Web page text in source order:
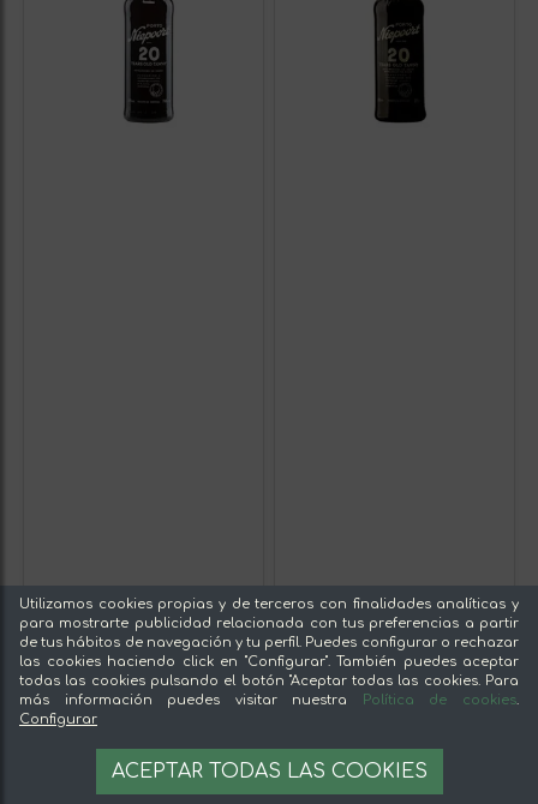
Utilizamos cookies propias y de terceros con finalidades analíticas y
para mostrarte publicidad relacionada con tus preferencias a partir
de tus hábitos de navegación y tu perfil. Puedes configurar o rechazar
las cookies haciendo click en "Configurar". También puedes aceptar
todas las cookies pulsando el botón "Aceptar todas las cookies. Para
más información puedes visitar nuestra
Política de cookies.
Configurar
ACEPTAR TODAS LAS COOKIES